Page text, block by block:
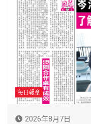
每日報章
2026年8月7日